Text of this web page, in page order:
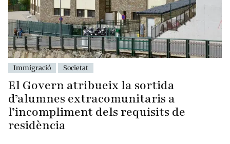
Immigració Societat
El Govern atribueix la sortida
d’alumnes extracomunitaris a
l’incompliment dels requisits de
residència